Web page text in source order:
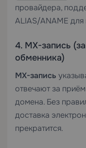
провайдера,
ALIAS/ANAME
4. MX-запись
обменника)
MX-запись
отвечают за
домена. Без
доставка
прекратится.